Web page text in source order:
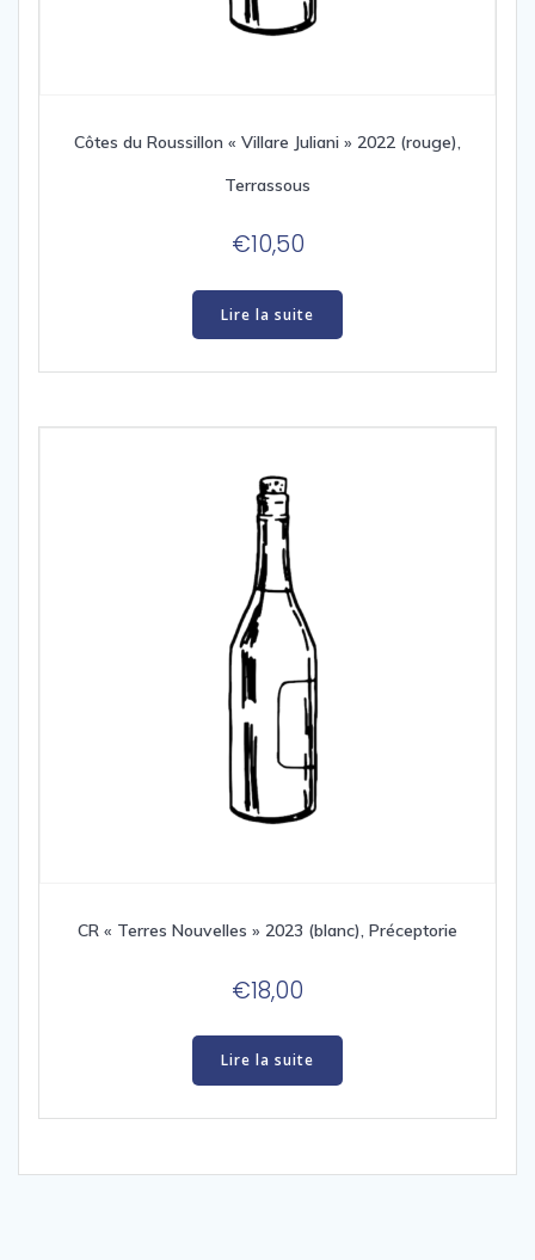
Côtes du Roussillon « Villare Juliani » 2022 (rouge),
Terrassous
€10,50
Lire la suite
CR « Terres Nouvelles » 2023 (blanc), Préceptorie
€18,00
Lire la suite